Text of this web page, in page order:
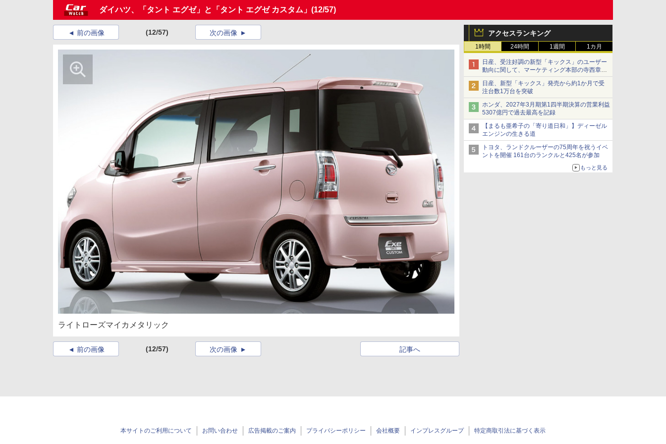
ダイハツ、「タント エグゼ」と「タント エグゼ カスタム」 (12/57)
アクセスランキング
1時間 24時間 1週間 1カ月
日産、受注好調の新型「キックス」のユーザー
動向に関して、マーケティング本部の寺西章氏
が解説
日産、新型「キックス」発売から約1か月で受
注台数1万台を突破
ホンダ、2027年3月期第1四半期決算の営業利益
5307億円で過去最高を記録
【まるも亜希子の「寄り道日和」】ディーゼル
エンジンの生きる道
トヨタ、ランドクルーザーの75周年を祝うイベ
ントを開催 161台のランクルと425名が参加
もっと見る
前の画像 (12/57) 次の画像
ライトローズマイカメタリック
前の画像 (12/57) 記事へ
次の画像
本サイトのご利用について お問い合わせ 広告掲載のご案内 プライバシーポリシー 会社概要 インプレスグループ 特定商取引法に基づく表示